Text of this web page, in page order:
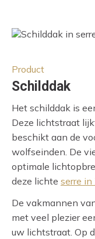
Product
Schilddak
Het schilddak is
Deze lichtstraat
beschikt aan de
wolfseinden. De
optimale
deze lichte serre
De vakmannen
met veel plezier
uw lichtstraat. Op